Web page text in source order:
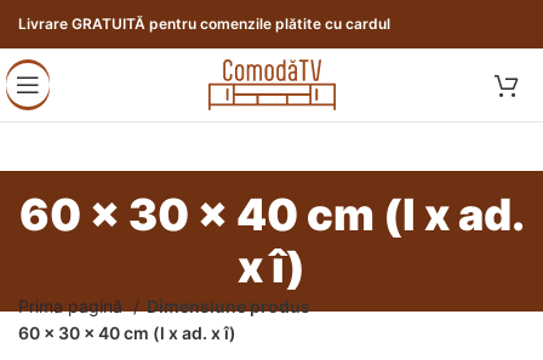
Livrare GRATUITĂ pentru comenzile plătite cu cardul
60 x 30 x 40 cm (l x ad.
x î)
Prima pagină
Dimensiune produs
60 x 30 x 40 cm (l x ad. x î)